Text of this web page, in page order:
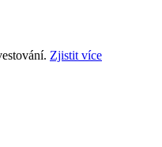
Zjistit více